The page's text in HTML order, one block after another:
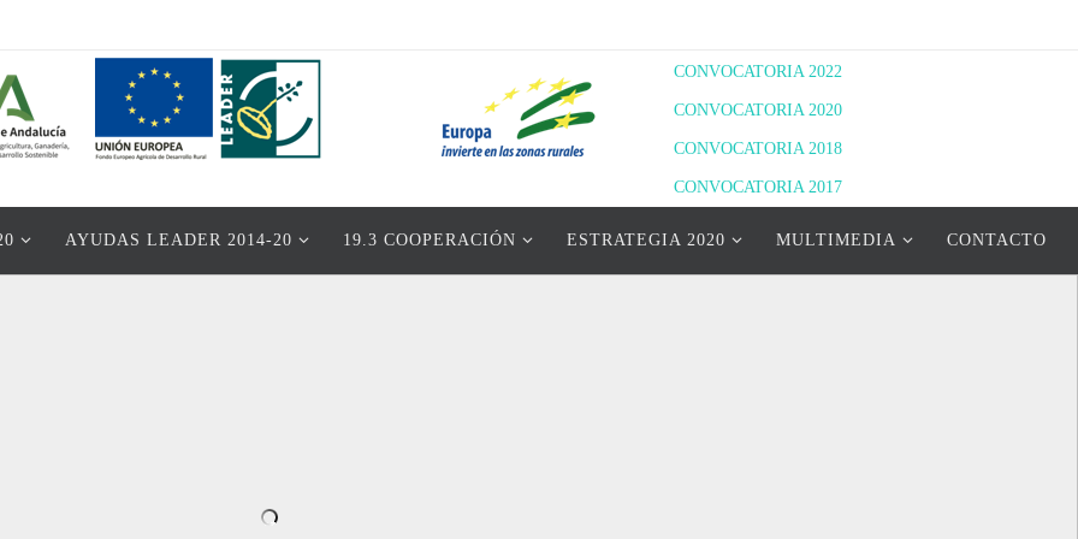
CONVOCATORIA 2022
CONVOCATORIA 2020
CONVOCATORIA 2018
CONVOCATORIA 2017
AYUDAS LEADER 2014-20 19.3 COOPERACIÓN ESTRATEGIA 2020 MULTIMEDIA CONTACTO